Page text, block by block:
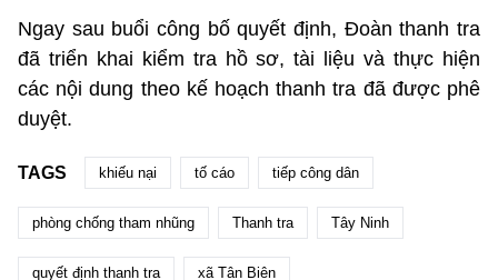
Ngay sau buổi công bố quyết định, Đoàn thanh tra
đã triển khai kiểm tra hồ sơ, tài liệu và thực hiện
các nội dung theo kế hoạch thanh tra đã được phê
duyệt.
TAGS khiếu nại tố cáo tiếp công dân
phòng chống tham nhũng Thanh tra Tây Ninh
quyết định thanh tra xã Tân Biên